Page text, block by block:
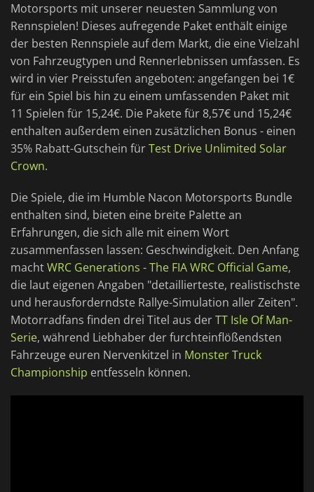
Motorsports mit unserer neuesten Sammlung von
Rennspielen! Dieses aufregende Paket enthält einige
der besten Rennspiele auf dem Markt, die eine Vielzahl
von Fahrzeugtypen und Rennerlebnissen umfassen. Es
wird in vier Preisstufen angeboten: angefangen bei 1€
für ein Spiel bis hin zu einem umfassenden Paket mit
11 Spielen für 15,24€. Die Pakete für 8,57€ und 15,24€
enthalten außerdem einen zusätzlichen Bonus - einen
35% Rabatt-Gutschein fürTest Drive Unlimited Solar
Crown.
Die Spiele, die im Humble Nacon Motorsports Bundle
enthalten sind, bieten eine breite Palette an
Erfahrungen, die sich alle mit einem Wort
zusammenfassen lassen: Geschwindigkeit. Den Anfang
machtWRC Generations - The FIA WRC Official Game,
die laut eigenen Angaben "detaillierteste, realistischste
und herausforderndste Rallye-Simulation aller Zeiten".
Motorradfans finden drei Titel aus derTT Isle Of Man-
Serie, während Liebhaber der furchteinflößendsten
Fahrzeuge euren Nervenkitzel in Monster Truck
Championship entfesseln können.